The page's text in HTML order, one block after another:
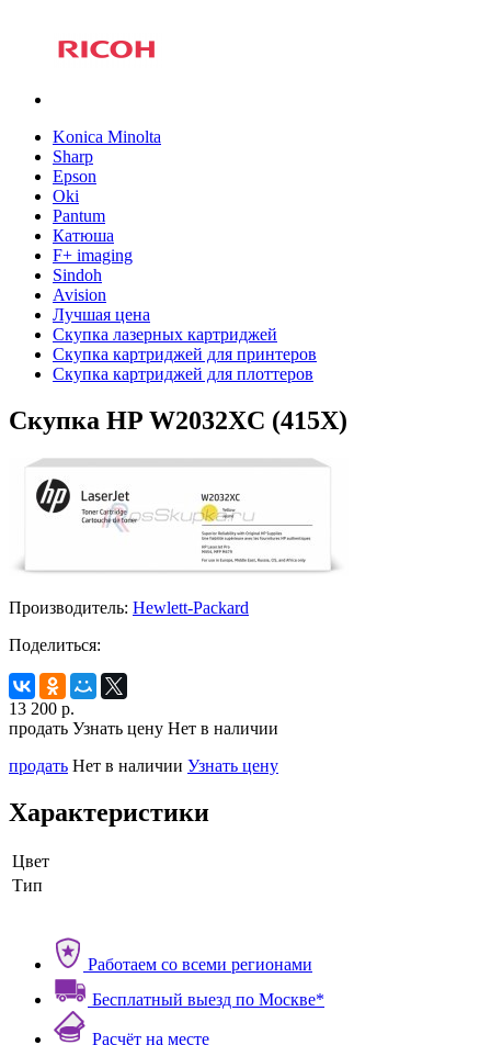
Konica Minolta
Sharp
Epson
Oki
Pantum
Катюша
F+ imaging
Sindoh
Avision
Лучшая цена
Скупка лазерных картриджей
Скупка картриджей для принтеров
Скупка картриджей для плоттеров
Скупка HP W2032XC (415X)
Производитель: Hewlett-Packard
Поделиться:
13 200 р.
продать Узнать цену Нет в наличии
продать Нет в наличии Узнать цену
Характеристики
Цвет
Тип
Работаем со всеми регионами
Бесплатный выезд по Москве*
Расчёт на месте